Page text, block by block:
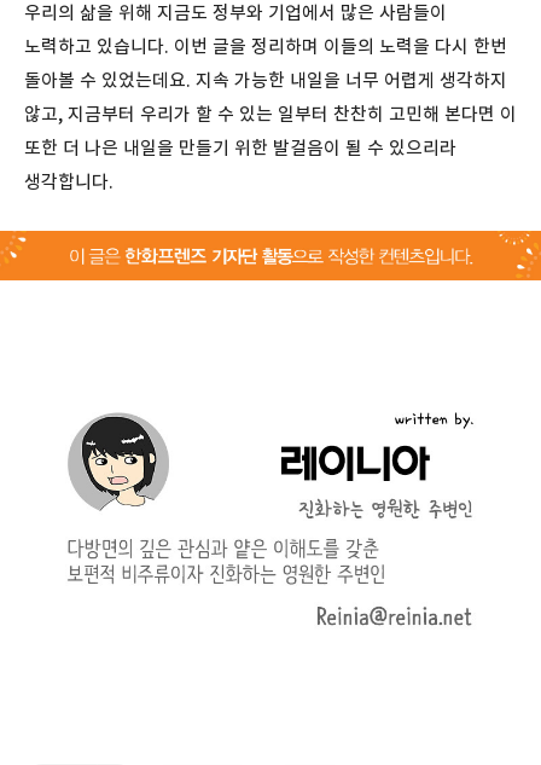
우리의 삶을 위해 지금도 정부와 기업에서 많은 사람들이
노력하고 있습니다. 이번 글을 정리하며 이들의 노력을 다시 한번
돌아볼 수 있었는데요. 지속 가능한 내일을 너무 어렵게 생각하지
않고, 지금부터 우리가 할 수 있는 일부터 찬찬히 고민해 본다면 이
또한 더 나은 내일을 만들기 위한 발걸음이 될 수 있으리라
생각합니다.